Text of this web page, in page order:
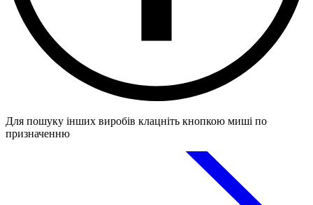
Для пошуку інших виробів клацніть кнопкою миші по
призначенню